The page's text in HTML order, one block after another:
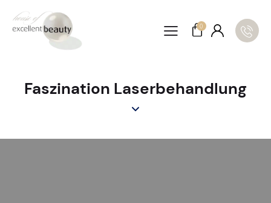
0
Faszination Laserbehandlung